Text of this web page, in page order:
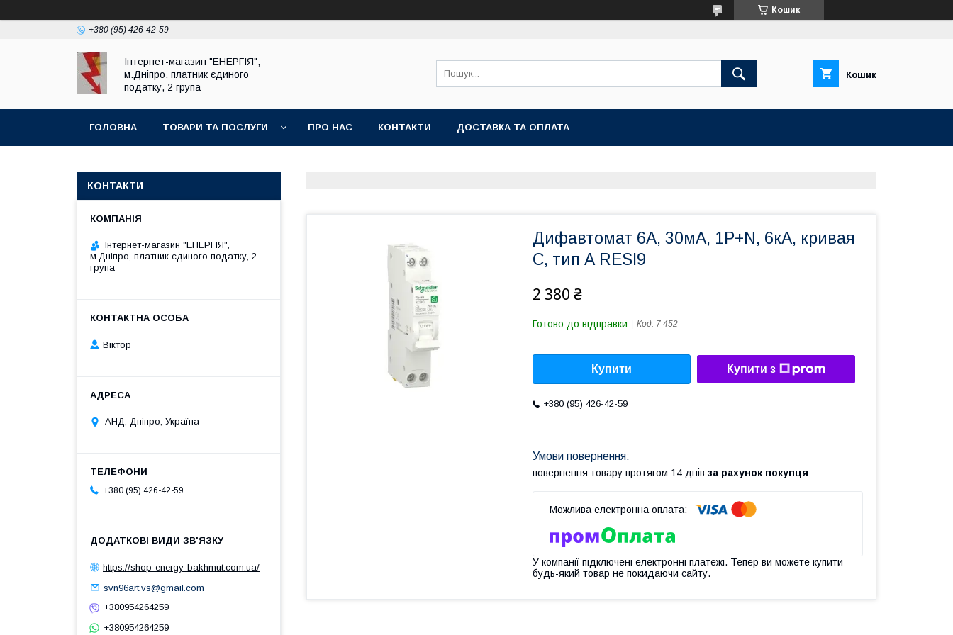
Кошик
+380 (95) 426-42-59
Інтернет-магазин "ЕНЕРГІЯ",
м.Дніпро, платник єдиного
податку, 2 група
Кошик
ГОЛОВНА ТОВАРИ ТА ПОСЛУГИ ПРО НАС КОНТАКТИ ДОСТАВКА ТА ОПЛАТА
Дифавтомат 6А, 30мA, 1P+N, 6кA, кривая
С, тип А RESI9
2 380 ₴
Готово до відправки Код: 7 452
Купити Купити з
+380 (95) 426-42-59
повернення товару протягом 14 днів за рахунок покупця
У компанії підключені електронні платежі. Тепер ви можете купити
будь-який товар не покидаючи сайту.
КОНТАКТИ
Інтернет-магазин "ЕНЕРГІЯ",
м.Дніпро, платник єдиного податку, 2
група
Віктор
АНД, Дніпро, Україна
+380 (95) 426-42-59
https://shop-energy-bakhmut.com.ua/
svn96art.vs@gmail.com
+380954264259
+380954264259